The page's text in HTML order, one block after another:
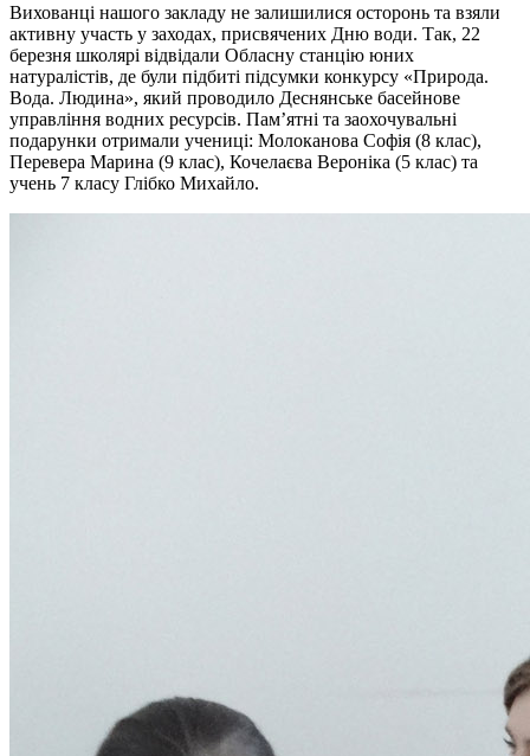
Вихованці нашого закладу не залишилися осторонь та взяли
активну участь у заходах, присвячених Дню води. Так, 22
березня школярі відвідали Обласну станцію юних
натуралістів, де були підбиті підсумки конкурсу «Природа.
Вода. Людина», який проводило Деснянське басейнове
управління водних ресурсів. Пам’ятні та заохочувальні
подарунки отримали учениці: Молоканова Софія (8 клас),
Перевера Марина (9 клас), Кочелаєва Вероніка (5 клас) та
учень 7 класу Глібко Михайло.